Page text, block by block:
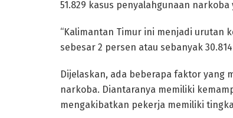
51.829 kasus penyalahgunaan
“Kalimantan Timur ini menjadi urutan
sebesar 2 persen atau sebanyak
Dijelaskan, ada beberapa faktor yang
narkoba. Diantaranya memiliki
mengakibatkan pekerja memiliki